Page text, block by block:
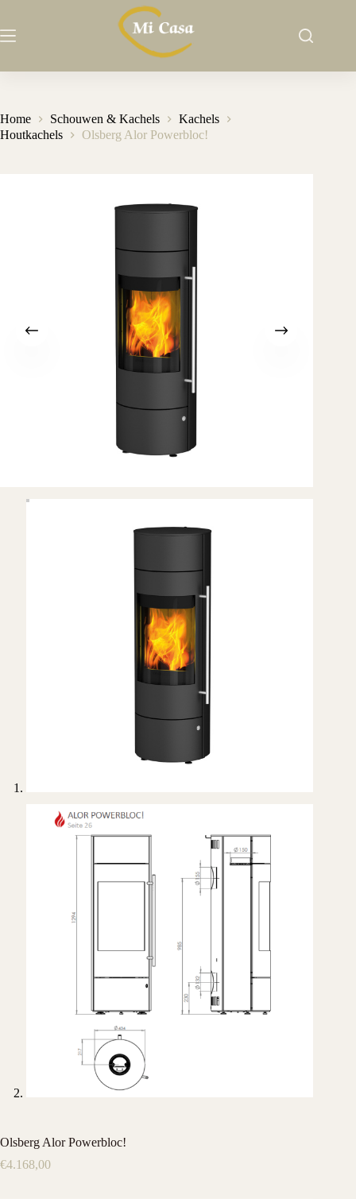
de
Home Schouwen & Kachels
Kachels
Houtkachels
Olsberg Alor Powerbloc!
Olsberg Alor Powerbloc!
€4.168,00